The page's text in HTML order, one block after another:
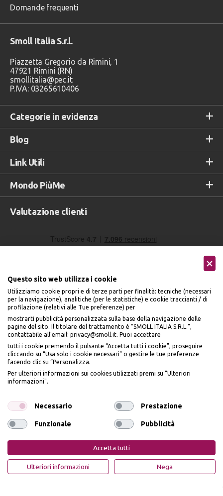
Categorie in evidenza
Blog
Link Utili
Mondo PiùMe
Domande frequenti
Smoll Italia S.r.l.
Piazzetta Gregorio da Rimini, 1
47921 Rimini (RN)
smollitalia@pec.it
P.IVA: 03265610406
Valutazione clienti
Accettiamo
Seguici sui social
PiùMe è un marchio di PiùMe s.r.l. con sede legale in via
Aurelio Lampredi, n. 81 - 57121 Livorno (LI) - P.IVA
Privacy Policy Cookie Policy
Questo sito web utilizza i cookie
Utilizziamo cookie propri e di terze parti per finalità: tecniche (necessari
per la navigazione), analitiche (per le statistiche) e cookie traccianti / di
profilazione (relativi alle Tue preferenze) per
mostrarti pubblicità personalizzata sulla base della navigazione delle
pagine del sito. Il titolare del trattamento è “SMOLL ITALIA S.R.L.”,
contattabile all'email: privacy@smoll.it. Puoi accettare
tutti i cookie premendo il pulsante “Accetta tutti i cookie”, proseguire
cliccando su “Usa solo i cookie necessari" o gestire le tue preferenze
facendo clic su “Personalizza.
Per ulteriori informazioni sui cookies utilizzati premi su "Ulteriori
informazioni".
Necessario Prestazione
Funzionale Pubblicità
Accetta tutti
Ulteriori informazioni Nega
BENVENUTO DA
PIÙME
IL10% DI SCONTO
dell’art. 13 del Reg UE 2016/679 e presto il mio consenso a ricevere email
promozionali. In qualsiasi momento è possibile revocare il consenso
OTTIENI IL 10% DI SCONTO